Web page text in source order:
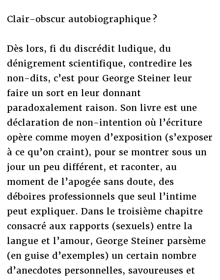
Clair-obscur autobiographique ?
Dès lors, fi du discrédit ludique, du
dénigrement scientifique, contredire les
non-dits, c’est pour George Steiner leur
faire un sort en leur donnant
paradoxalement raison. Son livre est une
déclaration de non-intention où l’écriture
opère comme moyen d’exposition (s’exposer
à ce qu’on craint), pour se montrer sous un
jour un peu différent, et raconter, au
moment de l’apogée sans doute, des
déboires professionnels que seul l’intime
peut expliquer. Dans le troisième chapitre
consacré aux rapports (sexuels) entre la
langue et l’amour, George Steiner parsème
(en guise d’exemples) un certain nombre
d’anecdotes personnelles, savoureuses et